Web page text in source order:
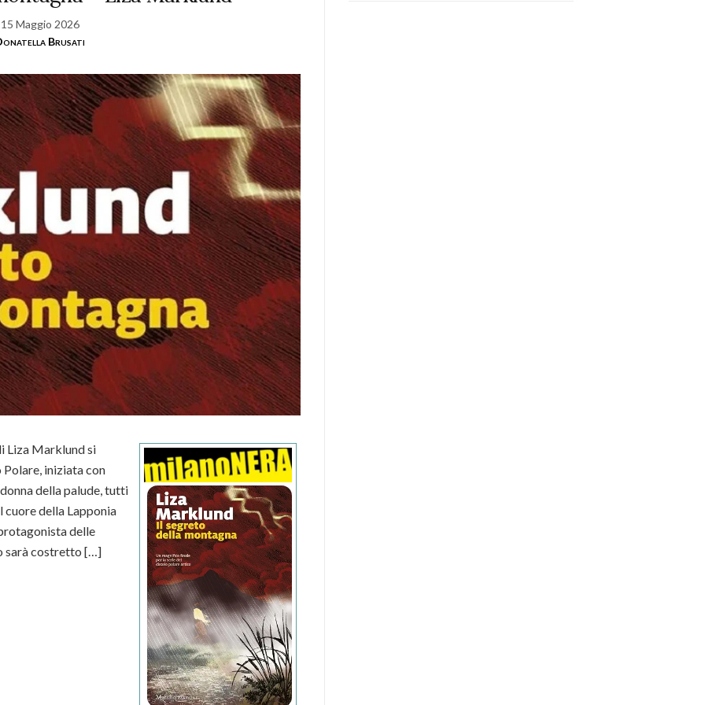
15 Maggio 2026
Brusati
Liza Marklund si
iniziata con
della palude, tutti
della Lapponia
delle
sarà costretto […]